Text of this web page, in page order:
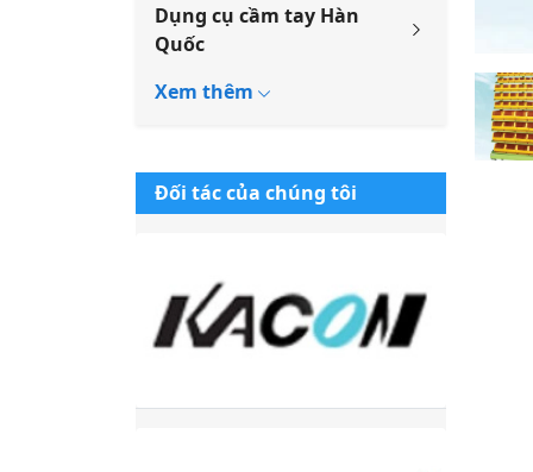
Dụng cụ cầm tay Hàn
Quốc
Đối tác của chúng tôi